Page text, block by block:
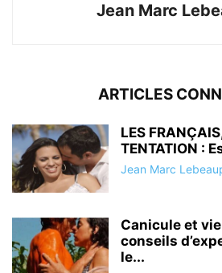
Jean Marc
ARTICLES
LES
TENTATION :
Jean Marc
Canicule et
conseils
le...